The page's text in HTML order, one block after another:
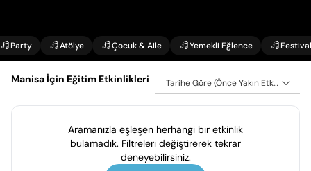
Party Atölye Çocuk & Aile Yemekli Eğlence Festival
Manisa İçin Eğitim Etkinlikleri Tarihe Göre (Önce Yakın Etkinlikler)
Aramanızla eşleşen herhangi bir etkinlik
bulamadık. Filtreleri değiştirerek tekrar
deneyebilirsiniz.